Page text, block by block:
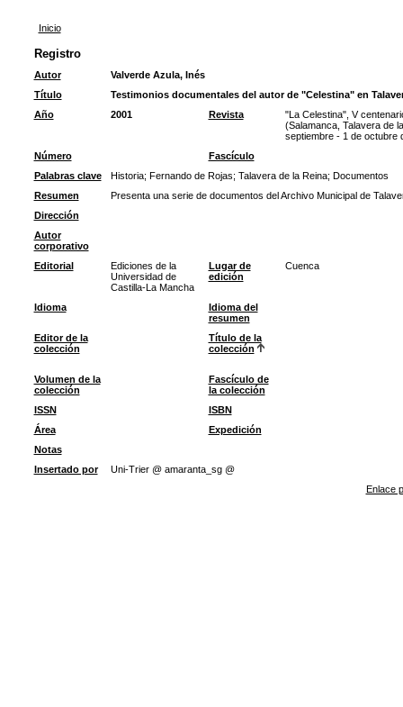
Inicio
Registro
Autor
Valverde Azula, Inés
Título
Testimonios documentales del autor de "Celestina" en
Año
2001 Revista
"La Celestina", V
(Salamanca, Talavera de
septiembre - 1 de octubre
Número
Fascículo
Palabras clave
Historia; Fernando de Rojas; Talavera de la Reina; Documentos
Resumen
Presenta una serie de documentos del Archivo Municipal de
Dirección
Autor
corporativo
Editorial
Ediciones de la
Universidad de
Castilla-La Mancha
Lugar de
edición
Cuenca
Idioma
Idioma del
resumen
Editor de la
colección
Título de la
colección
Volumen de la
colección
Fascículo de
la colección
ISSN
ISBN
Área
Expedición
Notas
Insertado por
Uni-Trier @ amaranta_sg @
Enlace